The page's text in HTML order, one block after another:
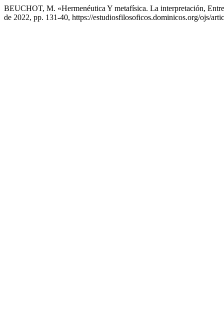
BEUCHOT, M. «Hermenéutica Y metafísica. La interpretación,
de 2022, pp. 131-40, https://estudiosfilosoficos.dominicos.org/ojs/